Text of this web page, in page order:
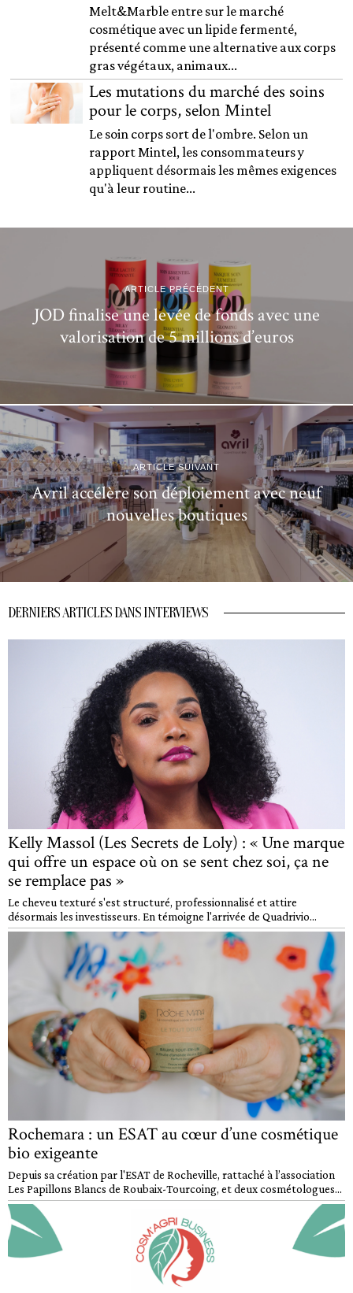
Melt&Marble entre sur le marché
cosmétique avec un lipide fermenté,
présenté comme une alternative aux corps
gras végétaux, animaux...
Les mutations du marché des soins
pour le corps, selon Mintel
Le soin corps sort de l'ombre. Selon un
rapport Mintel, les consommateurs y
appliquent désormais les mêmes exigences
qu'à leur routine...
ARTICLE PRÉCÉDENT
JOD finalise une levée de fonds avec une
valorisation de 5 millions d’euros
ARTICLE SUIVANT
Avril accélère son déploiement avec neuf
nouvelles boutiques
DERNIERS ARTICLES DANS INTERVIEWS
Kelly Massol (Les Secrets de Loly) : « Une marque
qui offre un espace où on se sent chez soi, ça ne
se remplace pas »
Le cheveu texturé s'est structuré, professionnalisé et attire
désormais les investisseurs. En témoigne l'arrivée de Quadrivio...
Rochemara : un ESAT au cœur d’une cosmétique
bio exigeante
Depuis sa création par l'ESAT de Rocheville, rattaché à l’association
Les Papillons Blancs de Roubaix-Tourcoing, et deux cosmétologues...